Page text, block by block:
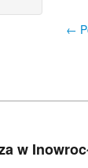
←
w